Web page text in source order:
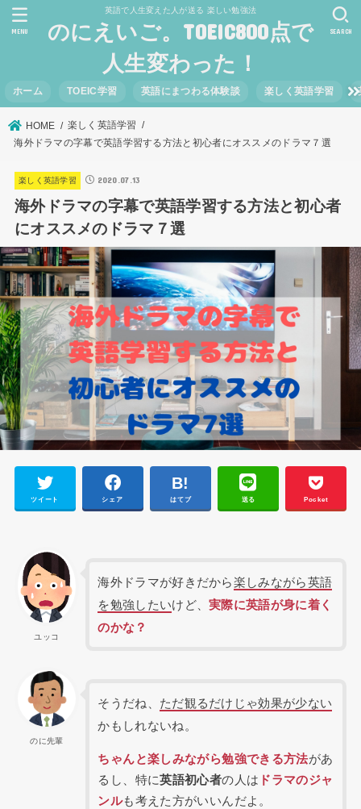
英語で人生変えた人が送る 楽しい勉強法
のにえいご。TOEIC800点で
人生変わった！
ホーム TOEIC学習 英語にまつわる体験談 楽しく英語学習
SEARCH
MENU
HOME
楽しく英語学習
海外ドラマの字幕で英語学習する方法と初心者にオススメのドラマ７選
楽しく英語学習 2020.07.13
海外ドラマの字幕で英語学習する方法と初心者
にオススメのドラマ７選
ツイート シェア はてブ 送る Pocket
ユッコ
海外ドラマが好きだから楽しみながら英語
を勉強したいけど、実際に英語が身に着く
のかな？
のに先輩
そうだね、 ただ観るだけじゃ効果が少ない
かもしれないね。
ちゃんと楽しみながら勉強できる方法があ
るし、特に英語初心者の人は ドラマのジャ
ンルも考えた方がいいんだよ。